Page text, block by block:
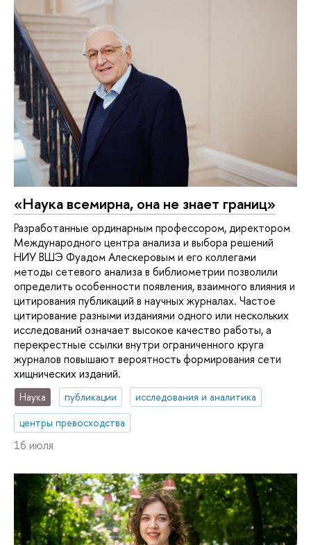
«Наука всемирна, она не знает границ»
Разработанные ординарным профессором, директором
Международного центра анализа и выбора решений
НИУ ВШЭ Фуадом Алескеровым и его коллегами
методы сетевого анализа в библиометрии позволили
определить особенности появления, взаимного влияния и
цитирования публикаций в научных журналах. Частое
цитирование разными изданиями одного или нескольких
исследований означает высокое качество работы, а
перекрестные ссылки внутри ограниченного круга
журналов повышают вероятность формирования сети
хищнических изданий.
Наука публикации
исследования и аналитика
центры превосходства
16 июля